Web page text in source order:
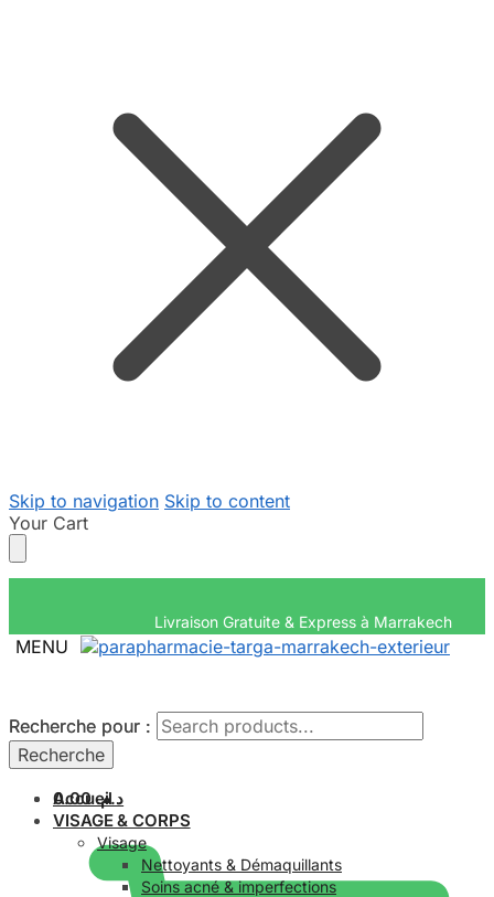
Skip to navigation Skip to content
Your Cart
Livraison Gratuite &
MENU
Recherche pour :
Recherche
د.م.0.00
Recherche pour :
Recherche
Accueil
VISAGE & CORPS
Visage
Nettoyants & Démaquillants
Soins acné & imperfections